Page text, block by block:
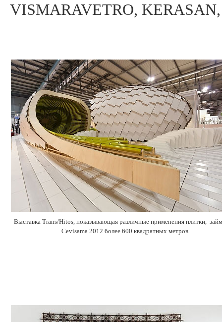
VISMARAVETRO,
Выставка Trans/Hitos, показывающая различные применения плитки,
Cevisama 2012 более 600 квадратных метров